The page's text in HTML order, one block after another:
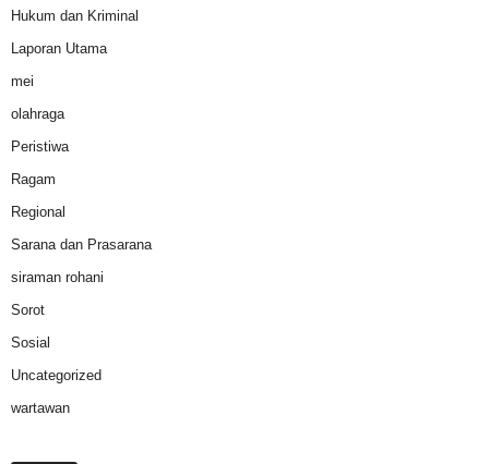
Hukum dan Kriminal
Laporan Utama
mei
olahraga
Peristiwa
Ragam
Regional
Sarana dan Prasarana
siraman rohani
Sorot
Sosial
Uncategorized
wartawan